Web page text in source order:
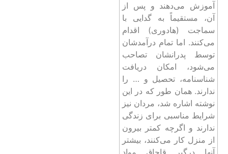
آموزش می‌دهند و پس از
آن، مستقیماً به گدایی با
سماجت (هادوری) اقدام
می‌کنند. اما تمام درآمدشان
توسط پدرانشان تصاحب
می‌شود، امکان دریافت
شناسنامه، تحصیل و … را
ندارند. همان طور که در این
نوشته اشاره شد، مردان نیز
شرایط مناسبی برای زندگی
ندارند و اگرچه کمتر بیرون
از منزل کار می‌کنند، بیشتر